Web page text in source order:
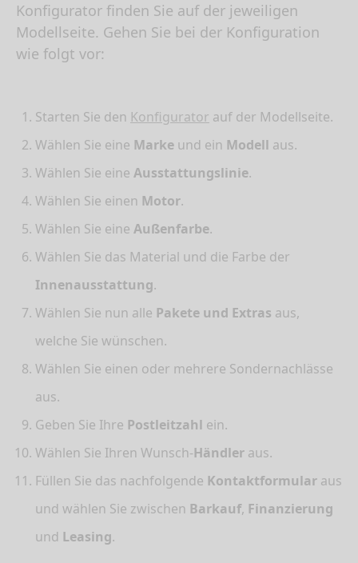
Konfigurator finden Sie auf der jeweiligen
Modellseite. Gehen Sie bei der Konfiguration
wie folgt vor:
Starten Sie den Konfigurator auf der Modellseite.
Wählen Sie eine Marke und ein Modell aus.
Wählen Sie eine Ausstattungslinie.
Wählen Sie einen Motor.
Wählen Sie eine Außenfarbe.
Wählen Sie das Material und die Farbe der
Innenausstattung.
Wählen Sie nun alle Pakete und Extras aus,
welche Sie wünschen.
Wählen Sie einen oder mehrere Sondernachlässe
aus.
Geben Sie Ihre Postleitzahl ein.
Wählen Sie Ihren Wunsch-Händler aus.
Füllen Sie das nachfolgende Kontaktformular aus
und wählen Sie zwischen Barkauf, Finanzierung
und Leasing.